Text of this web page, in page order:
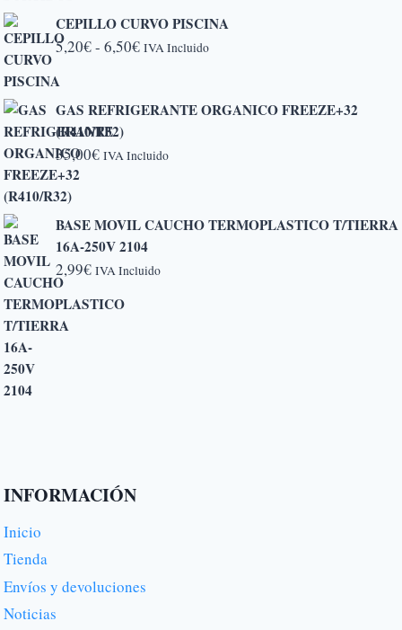
CEPILLO CURVO PISCINA
5,20€- 6,50€Rango
desde
hasta
IVA Incluido
GAS REFRIGERANTE ORGANICO FREEZE+32
(R410/R32)
35,00€ IVA Incluido
BASE MOVIL CAUCHO TERMOPLASTICO T/TIERRA
16A-250V 2104
2,99€ IVA Incluido
INFORMACIÓN
Inicio
Tienda
Envíos y devoluciones
Noticias